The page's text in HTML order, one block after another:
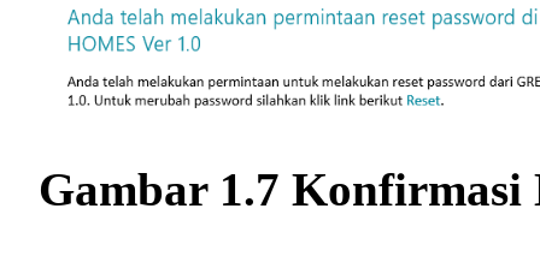
Gambar 1.7 Konfirmasi